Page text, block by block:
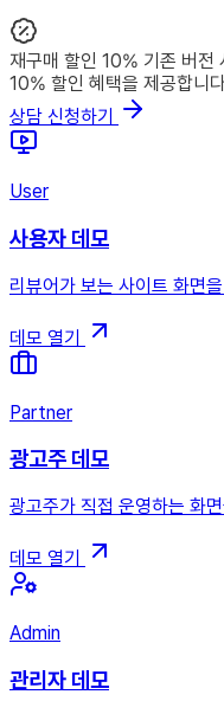
재구매 할인 10% 기존 버전
10% 할인 혜택을 제공합니
상담 신청하기
User
사용자 데모
리뷰어가 보는 사이트 화면
데모 열기
Partner
광고주 데모
광고주가 직접 운영하는 화
데모 열기
Admin
관리자 데모